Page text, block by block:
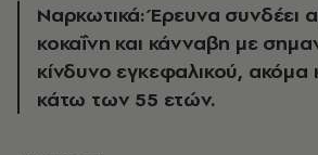
Ναρκωτικά: Έρευνα συνδέει
κοκαΐνη και κάνναβη με
κίνδυνο εγκεφαλικού, ακόμα
κάτω των 55 ετών.